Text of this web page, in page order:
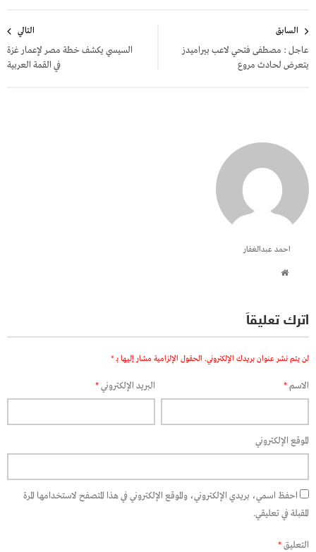
المقالات
السابق
عاجل : مصطفى فتحي لاعب بيراميدز
يتعرض لحادث مروع
التالي
السيسي يكشف خطة مصر لإعمار غزة
في القمة العربية
احمد عبدالغفار
اترك تعليقاً
لن يتم نشر عنوان بريدك الإلكتروني. الحقول الإلزامية مشار إليها بـ *
الاسم* البريد الإلكتروني*
الموقع الإلكتروني
احفظ اسمي، بريدي الإلكتروني، والموقع الإلكتروني في هذا المتصفح لاستخدامها المرة
المقبلة في تعليقي.
التعليق*